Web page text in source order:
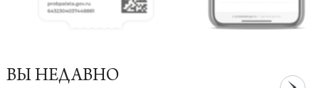
ВЫ НЕДАВНО